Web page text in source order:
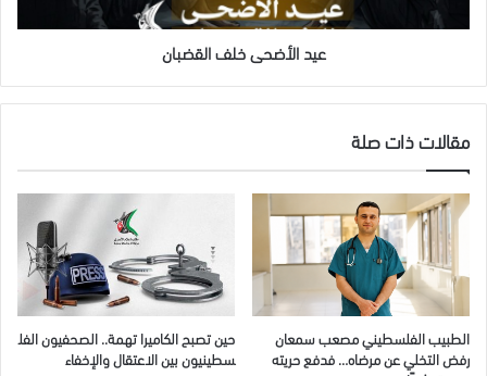
عيد الأضحى خلف القضبان
مقالات ذات صلة
الطبيب الفلسطيني مصعب سمعان
رفض التخلي عن مرضاه… فدفع حريته
حين تصبح الكاميرا تهمة.. الصحفيون الفل
سطينيون بين الاعتقال والإخفاء